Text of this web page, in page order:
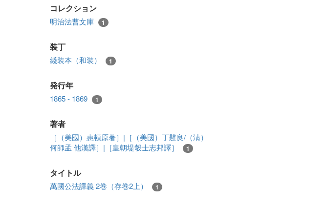
コレクション
明治法曹文庫 1
装丁
綫装本（和装） 1
発行年
1865 - 1869 1
著者
［（美國）惠頓原著］|［（美國）丁韙良/（淸）
何師孟 他漢譯］|［皇朝堤彀士志邦譯］
1
タイトル
萬國公法譯義 2巻（存巻2上） 1